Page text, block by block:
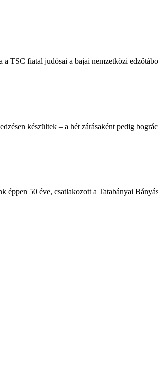
TSC fiatal judósai a bajai nemzetközi
készültek – a hét zárásaként pedig
50 éve, csatlakozott a Tatabányai